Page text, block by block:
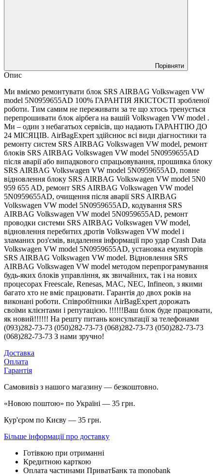
Порівняти
Опис
Ми вміємо ремонтувати блок SRS AIRBAG Volkswagen VW
model 5N0959655AD 100% ГАРАНТІЯ ЯКІСТОСТІ зробленої
роботи. Тим самим не переживати за те що хтось тренується
перепрошивати блок аірбега на вашій Volkswagen VW model .
Ми – один з небагатьох сервісів, що надають ГАРАНТІЮ ДО
24 МІСЯЦІВ. AirBagExpert здійснює всі види діагностики та
ремонту систем SRS AIRBAG Volkswagen VW model, ремонт
блоків SRS AIRBAG Volkswagen VW model 5N0959655AD
після аварії або випадкового спрацьовування, прошивка блоку
SRS AIRBAG Volkswagen VW model 5N0959655AD, повне
відновлення блоку SRS AIRBAG Volkswagen VW model 5N0
959 655 AD, ремонт SRS AIRBAG Volkswagen VW model
5N0959655AD, очищення після аварії SRS AIRBAG
Volkswagen VW model 5N0959655AD, кодування SRS
AIRBAG Volkswagen VW model 5N0959655AD, ремонт
проводки системи SRS AIRBAG Volkswagen VW model,
відновлення перебитих дротів Volkswagen VW model і
зламаних роз'ємів, видалення інформації про удар Crash Data
Volkswagen VW model 5N0959655AD, установка емуляторів
SRS AIRBAG Volkswagen VW model. Відновлення SRS
AIRBAG Volkswagen VW model методом перепрограмування
будь-яких блоків управління, як звичайних, так і на нових
процесорах Freescale, Renesas, MAC, NEC, Infineon, з якими
багато хто не вміє працювати. Гарантія до двох років на
виконані роботи. Співробітники AirBagExpert дорожать
своїми клієнтами і репутацією. !!!!!!Ваш блок буде працювати,
як новий!!!!!! На решту питань консультації за телефонами
(093)282-73-73 (050)282-73-73 (068)282-73-73 (050)282-73-73
(068)282-73-73 З нами зручно!
Доставка
Оплата
Гарантія
Самовивіз з нашого магазину — безкоштовно.
«Новою поштою» по Україні — 35 грн.
Кур'єром по Києву — 35 грн.
Більше інформації про доставку
Готівкою при отриманні
Кредитною карткою
Оплата частинами ПриватБанк та monobank